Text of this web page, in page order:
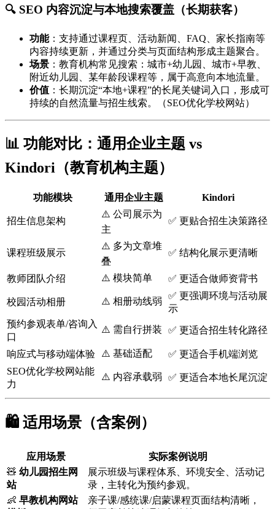
🔍 SEO 内容沉淀与本地搜索覆盖（长期获客）
功能：支持通过课程页、活动新闻、FAQ、家长指南等
内容持续更新，并通过分类与页面结构形成主题聚合。
场景 ：教育机构常见搜索：城市+幼儿园、城市+早教、
附近幼儿园、某年龄段课程等，属于高意向本地流量。
价值 ：长期沉淀“本地+课程”的长尾关键词入口，形成可
持续的自然流量与招生线索。（SEO优化学校网站）
📊 功能对比：通用企业主题 vs
Kindori（教育机构主题）
功能模块 通用企业主题 Kindori
招生信息架构
⚠️ 公司展示为
主
✅ 更贴合招生决策路径
课程班级展示
⚠️ 多为文章堆
叠
✅ 结构化展示更清晰
教师团队介绍 ⚠️ 模块简单 ✅ 更适合做师资背书
校园活动相册 ⚠️ 相册动线弱
✅ 更强调环境与活动展
示
预约参观表单/咨询入
口
⚠️ 需自行拼装 ✅ 更适合招生转化路径
响应式与移动端体验 ⚠️ 基础适配
✅ 更适合手机端浏览
SEO优化学校网站能
力
⚠️ 内容承载弱 ✅ 更适合本地长尾沉淀
🛍️ 适用场景（含案例）
应用场景
实际案例说明
🧸 幼儿园招生网
站
展示班级与课程体系、环境安全、活动记
录，主转化为预约参观。
👶 早教机构网站
亲子课/感统课/启蒙课程页面结构清晰，